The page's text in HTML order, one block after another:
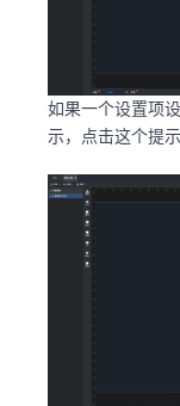
如果一个设置项
示，点击这个提